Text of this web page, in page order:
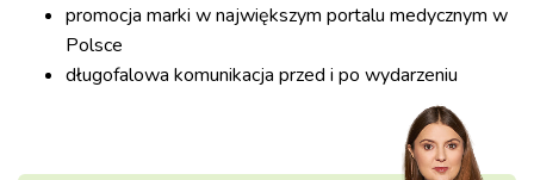
promocja marki w największym portalu medycznym w
Polsce
długofalowa komunikacja przed i po wydarzeniu